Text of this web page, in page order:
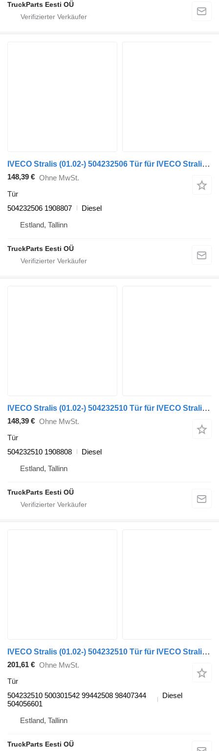
TruckParts Eesti OÜ
IVECO Stralis (01.02-) 504232506 Tür für IVECO Stralis, Trakker (2002-) Sattelzugmaschine
148,39 € Ohne MwSt.
Tür
504232506 1908807
Diesel
Estland, Tallinn
TruckParts Eesti OÜ
IVECO Stralis (01.02-) 504232510 Tür für IVECO Stralis, Trakker (2002-) Sattelzugmaschine
148,39 € Ohne MwSt.
Tür
504232510 1908808
Diesel
Estland, Tallinn
TruckParts Eesti OÜ
IVECO Stralis (01.02-) 504232510 Tür für IVECO Stralis, Trakker (2002-) Sattelzugmaschine
201,61 € Ohne MwSt.
Tür
504232510 500301542 99442508 98407344
504056601
Diesel
Estland, Tallinn
TruckParts Eesti OÜ